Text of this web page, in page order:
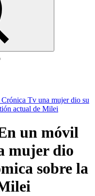
Tv una mujer dio su
actual de Milei
un móvil
mujer dio
sobre la